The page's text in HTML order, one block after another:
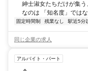
紳士淑女たちだけが集
なのは 「知名度」では
固定時間制 残業なし 駅近5分
同じ企業の求人
アルバイト・パート